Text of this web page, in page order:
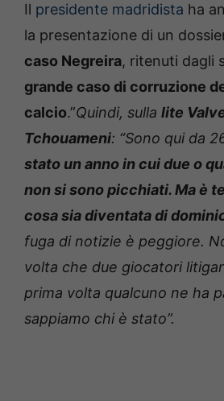
Il presidente madridista ha
la presentazione di un
caso Negreira, ritenuti dagli
grande caso di corruzione
calcio.”Quindi, sulla lite
Tchouameni: “Sono qui da
stato un anno in cui due o
non si sono picchiati. Ma è
cosa sia diventata di
fuga di notizie è peggiore.
volta che due giocatori
prima volta qualcuno ne ha
sappiamo chi è stato”.